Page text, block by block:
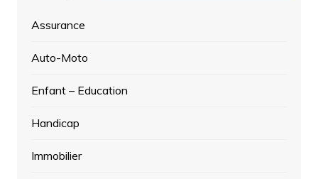
Assurance
Auto-Moto
Enfant – Education
Handicap
Immobilier